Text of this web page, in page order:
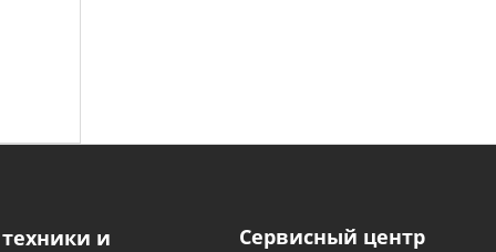
и
Сервисный центр